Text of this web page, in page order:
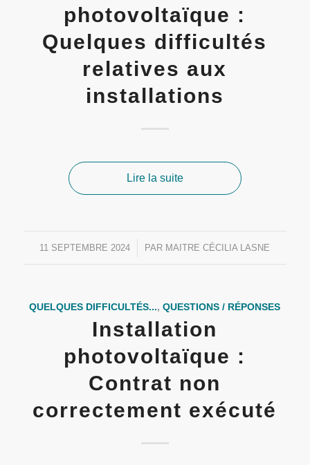
photovoltaïque :
Quelques difficultés
relatives aux
installations
Lire la suite
11 SEPTEMBRE 2024
/ PAR MAITRE CÉCILIA LASNE
QUELQUES DIFFICULTÉS...,QUESTIONS / RÉPONSES
Installation
photovoltaïque :
Contrat non
correctement exécuté